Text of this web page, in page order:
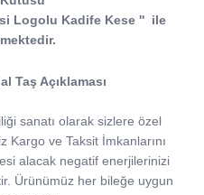
Logolu Kadife Kese '' ile
Taş Açıklaması
sanatı olarak sizlere özel
Kargo ve Taksit İmkanlarını
alacak negatif enerjilerinizi
Ürünümüz her bileğe uygun